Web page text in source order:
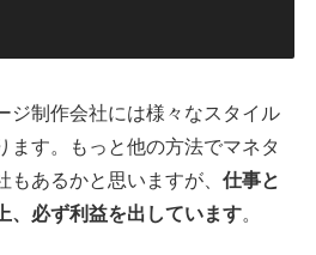
ジ制作会社には様々なスタイル
ます。もっと他の方法でマネタ
もあるかと思いますが、仕事と
、必ず利益を出しています。